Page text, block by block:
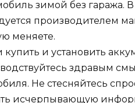
зимой без гаража.
производителем
меняете.
и установить
здравым
Не стесняйтесь
исчерпывающую